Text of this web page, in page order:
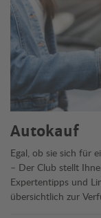
Autokauf
Egal, ob sie sich für
– Der Club stellt
Expertentipps und
übersichtlich zur